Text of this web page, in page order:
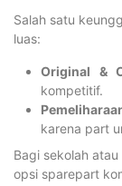
Salah satu
luas:
Original &
kompetitif.
karena part
Bagi sekolah
opsi sparepart